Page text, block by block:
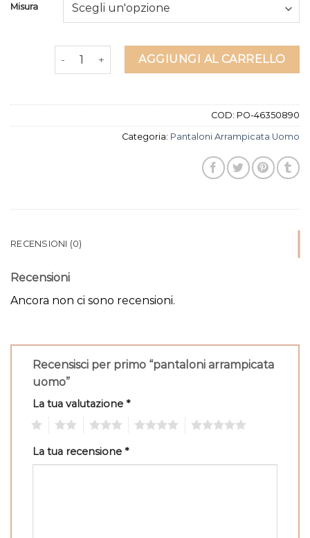
Misura
pantaloni arrampicata uomo quantità
AGGIUNGI AL CARRELLO
COD: PO-46350890
Categoria: Pantaloni Arrampicata Uomo
RECENSIONI (0)
Recensioni
Ancora non ci sono recensioni.
Recensisci per primo “pantaloni arrampicata
uomo”
La tua valutazione *
La tua recensione *